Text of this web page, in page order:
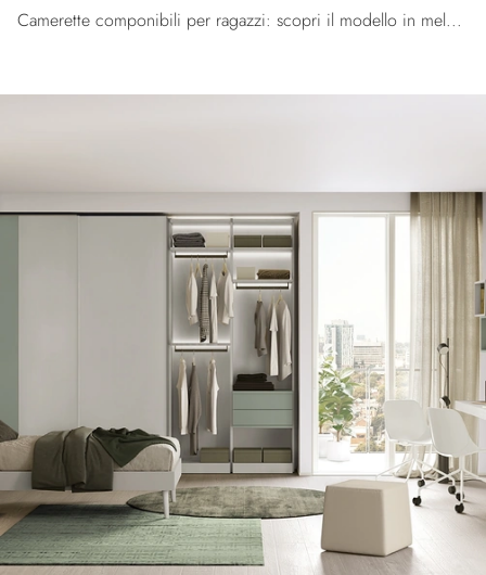
Camerette componibili per ragazzi: scopri il modello in melaminico Golf Y120 di Colombini Casa per stanzette moderne.